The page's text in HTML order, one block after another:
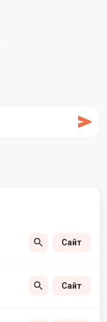
Сайт
Сайт